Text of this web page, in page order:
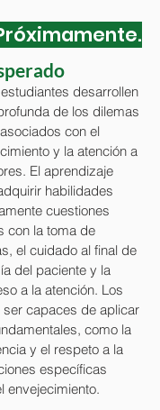
desarrollen
de los dilemas
con el
y la atención a
El aprendizaje
habilidades
cuestiones
con la toma de
el cuidado al final de
del paciente y la
a la atención. Los
capaces de aplicar
como la
y el respeto a la
específicas
envejecimiento.